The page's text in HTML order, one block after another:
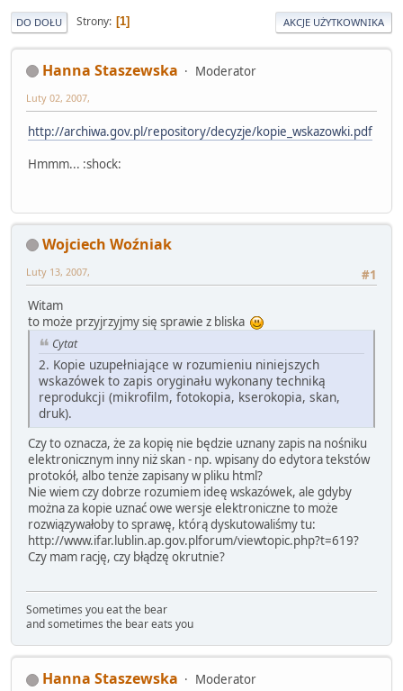
DO DOŁU Strony 1 AKCJE UŻYTKOWNIKA
Hanna Staszewska Moderator
Luty 02, 2007,
http://archiwa.gov.pl/repository/decyzje/kopie_wskazowki.pdf
Hmmm... :shock:
Wojciech Woźniak
#1
Luty 13, 2007,
Witam
to może przyjrzyjmy się sprawie z bliska
Cytat
2. Kopie uzupełniające w rozumieniu niniejszych
wskazówek to zapis oryginału wykonany techniką
reprodukcji (mikrofilm, fotokopia, kserokopia, skan,
druk).
Czy to oznacza, że za kopię nie będzie uznany zapis na nośniku
elektronicznym inny niż skan - np. wpisany do edytora tekstów
protokół, albo tenże zapisany w pliku html?
Nie wiem czy dobrze rozumiem ideę wskazówek, ale gdyby
można za kopie uznać owe wersje elektroniczne to może
rozwiązywałoby to sprawę, którą dyskutowaliśmy tu:
http://www.ifar.lublin.ap.gov.plforum/viewtopic.php?t=619?
Czy mam rację, czy błądzę okrutnie?
Sometimes you eat the bear
and sometimes the bear eats you
Hanna Staszewska
Moderator